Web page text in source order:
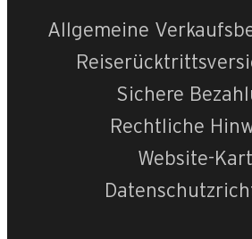
Allgemeine
Sichere
Rechtliche
Website-